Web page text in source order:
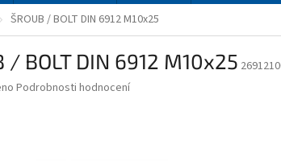
ŠROUB / BOLT DIN 6912 M10x25
/ BOLT DIN 6912 M10x25
Podrobnosti hodnocení